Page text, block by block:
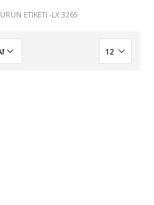
ÜRÜN ETIKETI -LX 3265